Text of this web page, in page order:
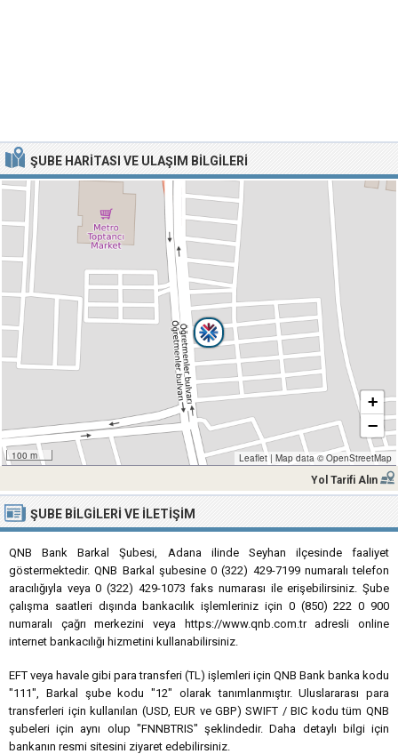
ŞUBE HARITASI VE ULAŞIM BILGILERI
100 m
+
−
Leaflet | Map data ©OpenStreetMap
Yol Tarifi Alın
ŞUBE BILGILERI VE İLETIŞIM
QNB Bank Barkal Şubesi, Adana ilinde Seyhan ilçesinde faaliyet
göstermektedir. QNB Barkal şubesine 0 (322) 429-7199 numaralı telefon
aracılığıyla veya 0 (322) 429-1073 faks numarası ile erişebilirsiniz. Şube
çalışma saatleri dışında bankacılık işlemleriniz için 0 (850) 222 0 900
numaralı çağrı merkezini veya https://www.qnb.com.tr adresli online
internet bankacılığı hizmetini kullanabilirsiniz.
EFT veya havale gibi para transferi (TL) işlemleri için QNB Bank banka kodu
"111", Barkal şube kodu "12" olarak tanımlanmıştır. Uluslararası para
transferleri için kullanılan (USD, EUR ve GBP) SWIFT / BIC kodu tüm QNB
şubeleri için aynı olup "FNNBTRIS" şeklindedir. Daha detaylı bilgi için
bankanın resmi sitesini ziyaret edebilirsiniz.